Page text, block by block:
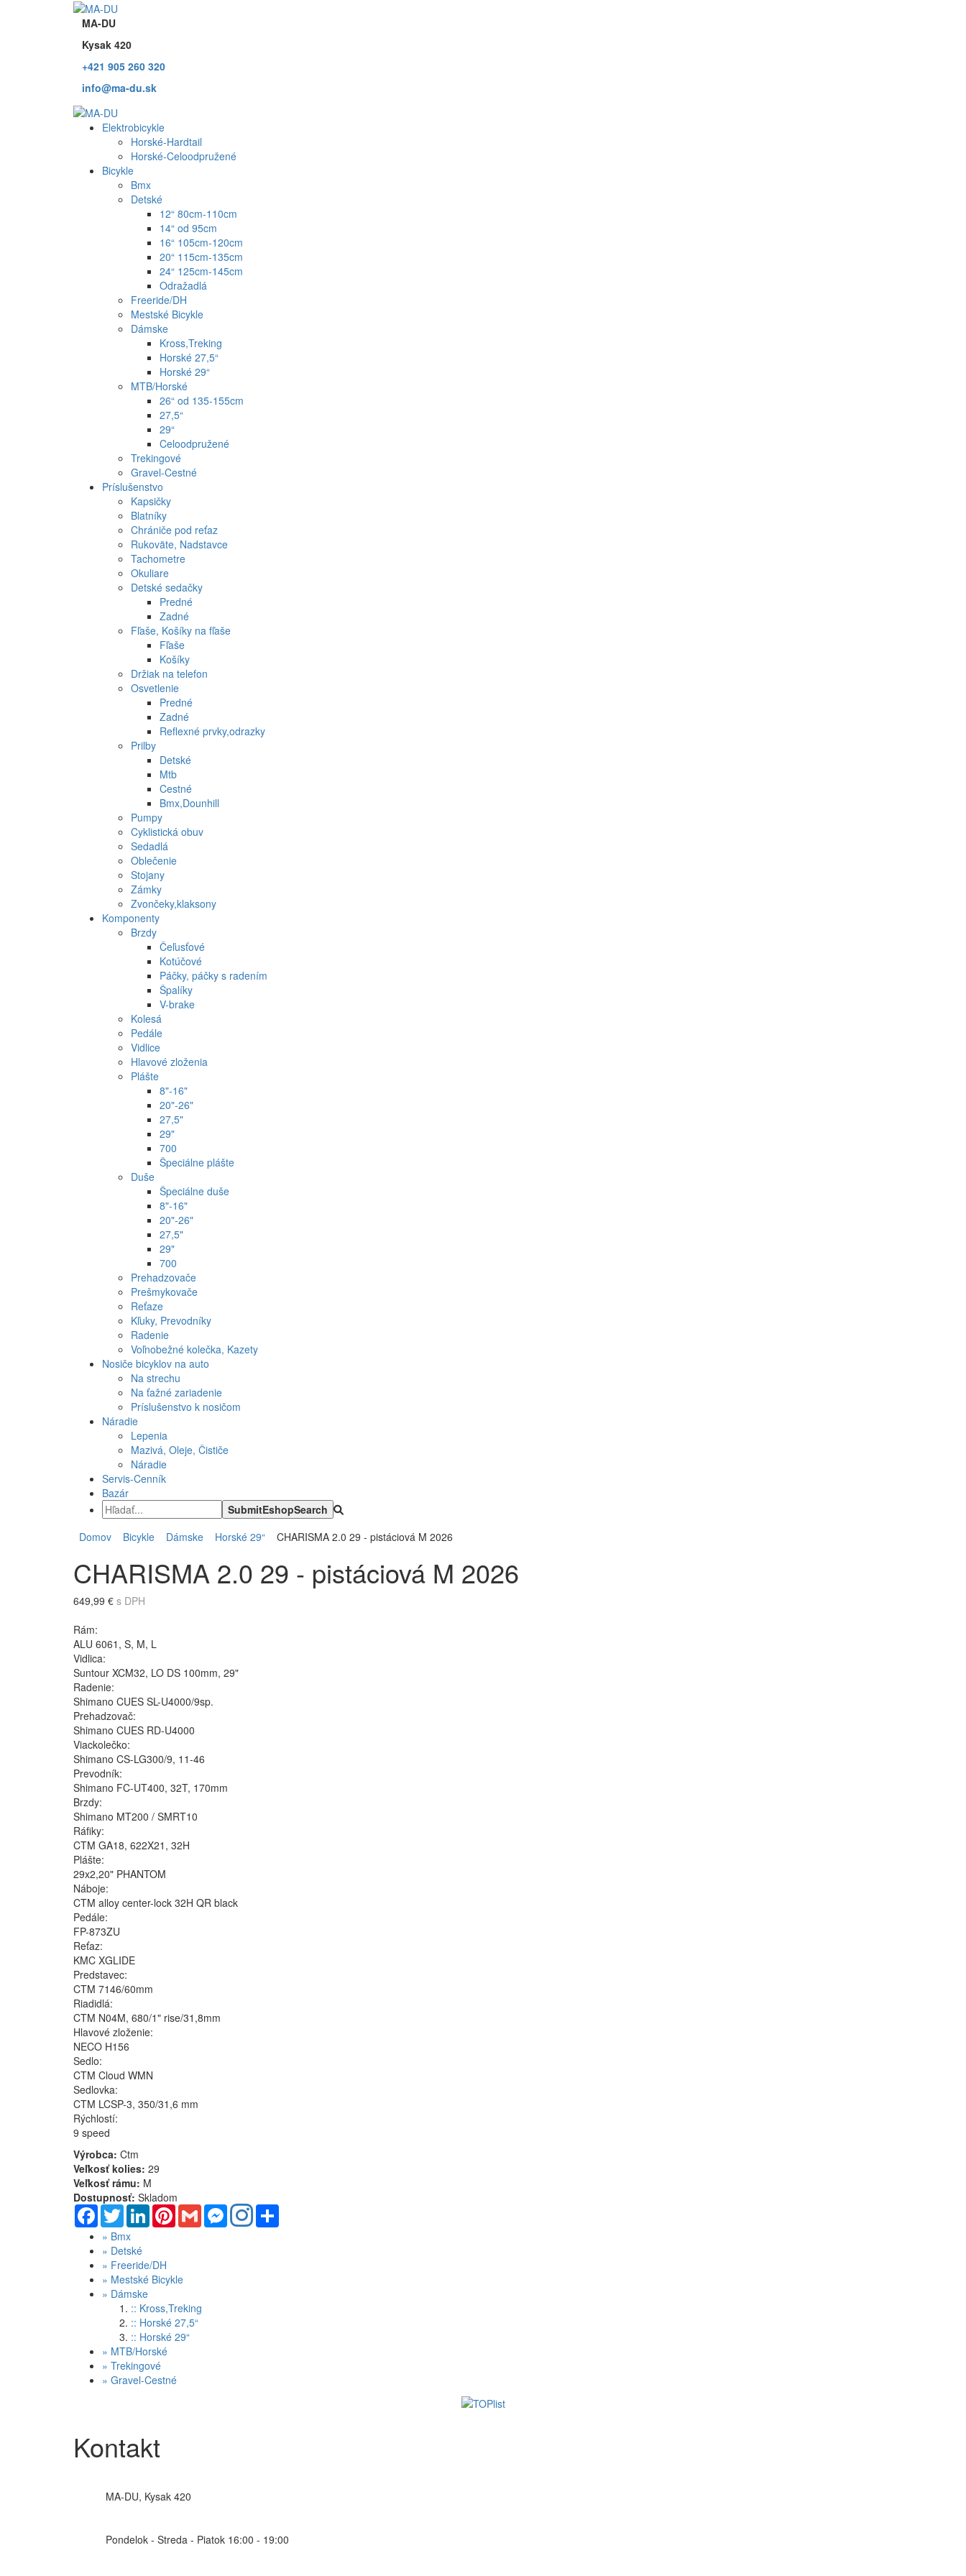
MA-DU
Kysak 420
+421 905 260 320
info@ma-du.sk
Elektrobicykle
Horské-Hardtail
Horské-Celoodpružené
Bicykle
Bmx
Detské
12“ 80cm-110cm
14“ od 95cm
16“ 105cm-120cm
20“ 115cm-135cm
24“ 125cm-145cm
Odražadlá
Freeride/DH
Mestské Bicykle
Dámske
Kross,Treking
Horské 27,5“
Horské 29“
MTB/Horské
26“ od 135-155cm
27,5“
29“
Celoodpružené
Trekingové
Gravel-Cestné
Príslušenstvo
Kapsičky
Blatníky
Chrániče pod reťaz
Rukoväte, Nadstavce
Tachometre
Okuliare
Detské sedačky
Predné
Zadné
Fľaše, Košíky na fľaše
Fľaše
Košíky
Držiak na telefon
Osvetlenie
Predné
Zadné
Reflexné prvky,odrazky
Prilby
Detské
Mtb
Cestné
Bmx,Dounhill
Pumpy
Cyklistická obuv
Sedadlá
Oblečenie
Stojany
Zámky
Zvončeky,klaksony
Komponenty
Brzdy
Čeľusťové
Kotúčové
Páčky, páčky s radením
Špalíky
V-brake
Kolesá
Pedále
Vidlice
Hlavové zloženia
Plášte
8"-16"
20"-26"
27,5"
29"
700
Špeciálne plášte
Duše
Špeciálne duše
8"-16"
20"-26"
27,5"
29"
700
Prehadzovače
Prešmykovače
Reťaze
Kľuky, Prevodníky
Radenie
Voľnobežné kolečka, Kazety
Nosiče bicyklov na auto
Na strechu
Na ťažné zariadenie
Príslušenstvo k nosičom
Náradie
Lepenia
Mazivá, Oleje, Čističe
Náradie
Servis-Cenník
Bazár
Domov Bicykle Dámske Horské 29“ CHARISMA 2.0 29 - pistáciová M 2026
CHARISMA 2.0 29 - pistáciová M 2026
649,99 € s DPH
Rám:
ALU 6061, S, M, L
Vidlica:
Suntour XCM32, LO DS 100mm, 29"
Radenie:
Shimano CUES SL-U4000/9sp.
Prehadzovač:
Shimano CUES RD-U4000
Viackolečko:
Shimano CS-LG300/9, 11-46
Prevodník:
Shimano FC-UT400, 32T, 170mm
Brzdy:
Shimano MT200 / SMRT10
Ráfiky:
CTM GA18, 622X21, 32H
Plášte:
29x2,20" PHANTOM
Náboje:
CTM alloy center-lock 32H QR black
Pedále:
FP-873ZU
Reťaz:
KMC XGLIDE
Predstavec:
CTM 7146/60mm
Riadidlá:
CTM N04M, 680/1" rise/31,8mm
Hlavové zloženie:
NECO H156
Sedlo:
CTM Cloud WMN
Sedlovka:
CTM LCSP-3, 350/31,6 mm
Rýchlostí:
9 speed
Výrobca: Ctm
Veľkosť kolies: 29
Veľkosť rámu: M
Dostupnosť: Skladom
Facebook
TwitterLinkedInPinterestGmail Messenger
» Bmx
» Detské
» Freeride/DH
» Mestské Bicykle
» Dámske
:: Kross,Treking
:: Horské 27,5“
:: Horské 29“
» MTB/Horské
» Trekingové
» Gravel-Cestné
Kontakt
MA-DU, Kysak 420
Pondelok - Streda - Piatok 16:00 - 19:00